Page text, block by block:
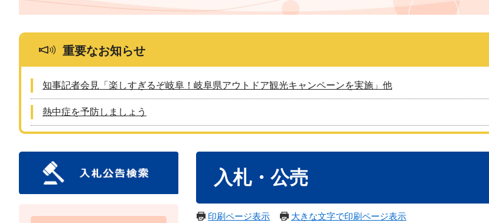
重要なお知らせ
知事記者会見「楽しすぎるぞ岐阜！岐阜県アウトドア観光キャンペーンを実施」他
熱中症を予防しましょう
入札・公売
印刷ページ表示 大きな文字で印刷ページ表示